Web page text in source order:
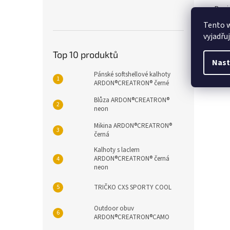
Tento
Top 10 produktů
Pánské softshellové kalhoty
ARDON®CREATRON® černé
Blůza ARDON®CREATRON®
neon
Mikina ARDON®CREATRON®
černá
Kalhoty s laclem
ARDON®CREATRON® černá
neon
TRIČKO CXS SPORTY COOL
Outdoor obuv
ARDON®CREATRON®CAMO